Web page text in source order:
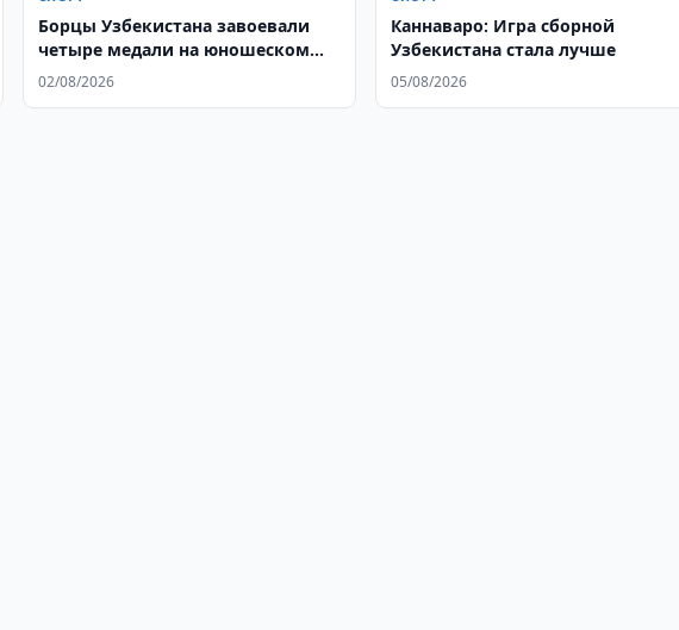
Борцы Узбекистана завоевали
четыре медали на юношеском
чемпионате мира
02/08/2026
Каннаваро: Игра сборной
Узбекистана стала лучше
05/08/2026